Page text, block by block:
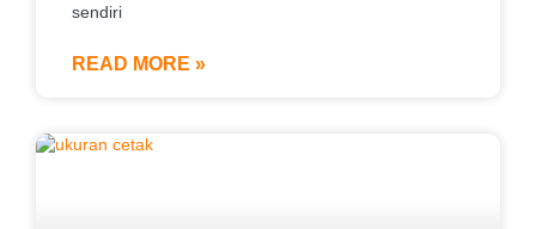
sendiri
READ MORE »